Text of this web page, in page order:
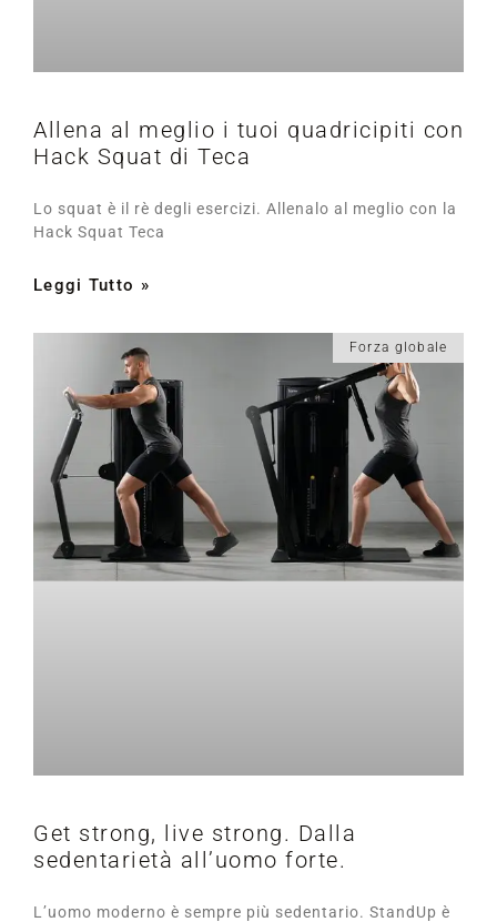
Allena al meglio i tuoi quadricipiti con
Hack Squat di Teca
Lo squat è il rè degli esercizi. Allenalo al meglio con la
Hack Squat Teca
Leggi Tutto »
Forza globale
Get strong, live strong. Dalla
sedentarietà all’uomo forte.
L’uomo moderno è sempre più sedentario. StandUp è